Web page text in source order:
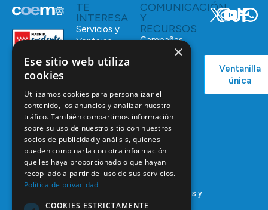
C/ Mauricio
Legendre,
28046
Madrid
91 561 29 05
informacion@coem.org.es
TE
INTERESA
Servicios y
Ventajas
Bolsa de
Formación
Continuada
Tablón de
anuncios
COMUNICACIÓN
Y
RECURSOS
Campañas
Actualidad
Ventanilla
única
© 2025 – COEM – Colegio Oficial de Odontólogos y
Estomatólogos de la I región
×
Ese sitio web utiliza
cookies
Utilizamos cookies para personalizar el
contenido, los anuncios y analizar nuestro
tráfico. También compartimos información
sobre su uso de nuestro sitio con nuestros
socios de publicidad y análisis, quienes
pueden combinarla con otra información
que les haya proporcionado o que hayan
recopilado a partir del uso de sus servicios.
Política de privacidad
COOKIES ESTRICTAMENTE